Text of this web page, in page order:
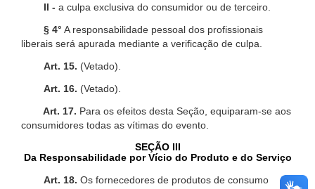
II - a culpa exclusiva do consumidor ou de terceiro.
§ 4° A responsabilidade pessoal dos profissionais
liberais será apurada mediante a verificação de culpa.
Art. 15. (Vetado).
Art. 16. (Vetado).
Art. 17. Para os efeitos desta Seção, equiparam-se aos
consumidores todas as vítimas do evento.
SEÇÃO III
Da Responsabilidade por Vício do Produto e do Serviço
Art. 18. Os fornecedores de produtos de consumo